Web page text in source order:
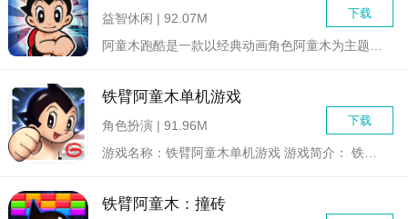
下载
益智休闲 | 92.07M
阿童木跑酷是一款以经典动画角色阿童木为主题的休闲跑酷类手机游...
铁臂阿童木单机游戏
下载
角色扮演 | 91.96M
游戏名称：铁臂阿童木单机游戏 游戏简介： 铁臂阿...
铁臂阿童木：撞砖